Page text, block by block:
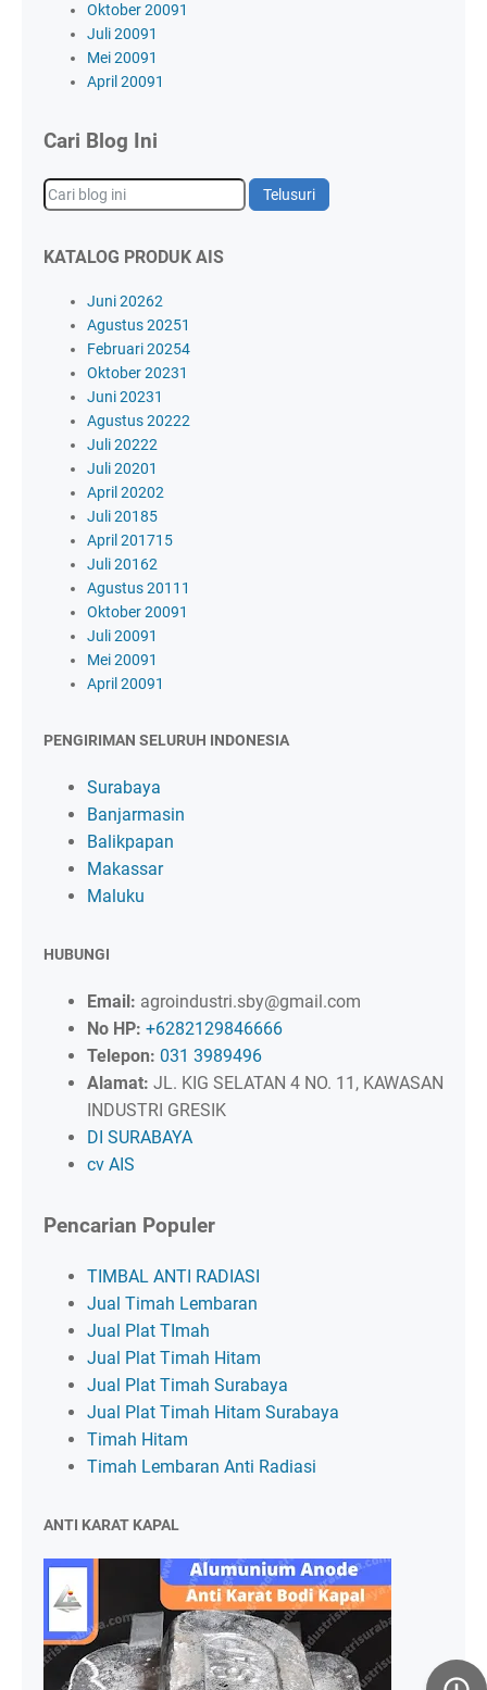
Oktober 20091
Juli 20091
Mei 20091
April 20091
Cari Blog Ini
KATALOG PRODUK AIS
Juni 20262
Agustus 20251
Februari 20254
Oktober 20231
Juni 20231
Agustus 20222
Juli 20222
Juli 20201
April 20202
Juli 20185
April 201715
Juli 20162
Agustus 2011 1
Oktober 20091
Juli 20091
Mei 20091
April 20091
PENGIRIMAN SELURUH INDONESIA
Surabaya
Banjarmasin
Balikpapan
Makassar
Maluku
HUBUNGI
Email: agroindustri.sby@gmail.com
No HP: +6282129846666
Telepon: 031 3989496
Alamat: JL. KIG SELATAN 4 NO. 11, KAWASAN
INDUSTRI GRESIK
DI SURABAYA
cv AIS
Pencarian Populer
TIMBAL ANTI RADIASI
Jual Timah Lembaran
Jual Plat TImah
Jual Plat Timah Hitam
Jual Plat Timah Surabaya
Jual Plat Timah Hitam Surabaya
Timah Hitam
Timah Lembaran Anti Radiasi
ANTI KARAT KAPAL